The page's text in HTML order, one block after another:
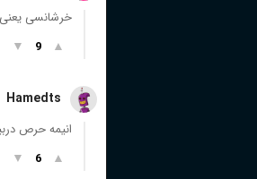
خرشانسی
▲
9
▼
Hamedts
انیمه حرص
▲
6
▼